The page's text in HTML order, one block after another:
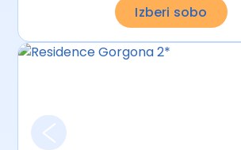
Izberi sobo